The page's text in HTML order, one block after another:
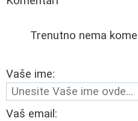
Trenutno nema
Vaše ime:
Vaš email: